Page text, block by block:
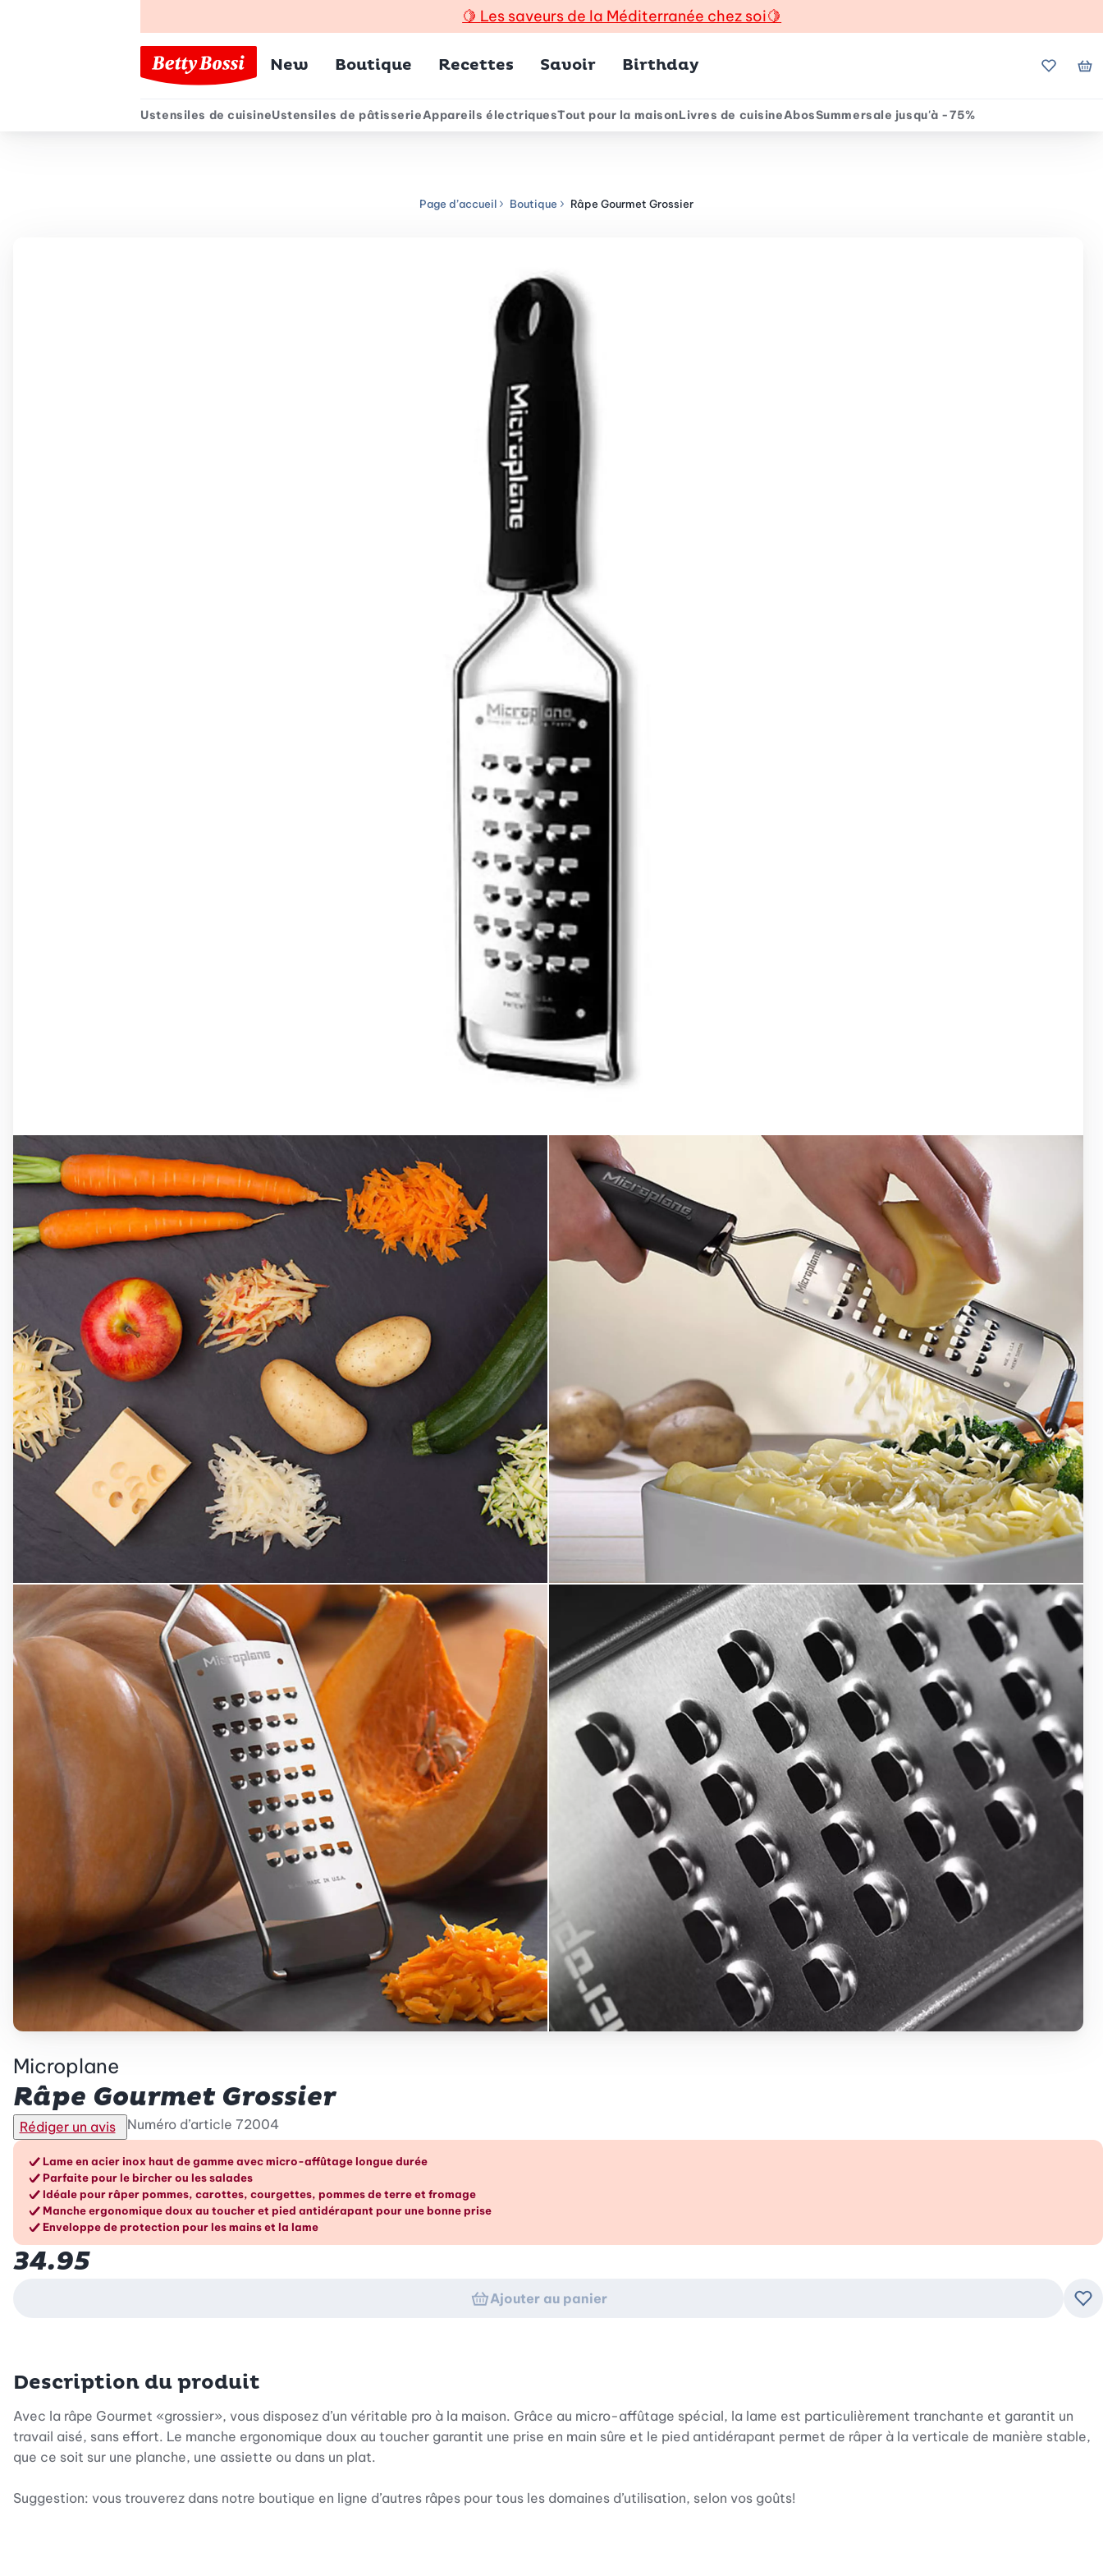
🍋 Les saveurs de la Méditerranée chez soi🍋
Menu principal
New Boutique Recettes Savoir Birthday Mes
Menu secondaire
Ustensiles de cuisineUstensiles de pâtisserieAppareils électriquesTout pour la maisonLivres de cuisineAbosSummersale jusqu'à -75%
Page d’accueil Boutique Râpe Gourmet Grossier
Microplane
Râpe Gourmet Grossier
Rédiger un avis Numéro d’article 72004
Les avantages en un coup d’œil
Lame en acier inox haut de gamme avec micro-affûtage longue durée
Parfaite pour le bircher ou les salades
Idéale pour râper pommes, carottes, courgettes, pommes de terre et fromage
Manche ergonomique doux au toucher et pied antidérapant pour une bonne prise
Enveloppe de protection pour les mains et la lame
34.95
Ajouter au panier
Description du produit
Avec la râpe Gourmet «grossier», vous disposez d’un véritable pro à la maison. Grâce au micro-affûtage spécial, la lame est particulièrement tranchante et garantit un
travail aisé, sans effort. Le manche ergonomique doux au toucher garantit une prise en main sûre et le pied antidérapant permet de râper à la verticale de manière stable,
que ce soit sur une planche, une assiette ou dans un plat.
Suggestion: vous trouverez dans notre boutique en ligne d’autres râpes pour tous les domaines d’utilisation, selon vos goûts!